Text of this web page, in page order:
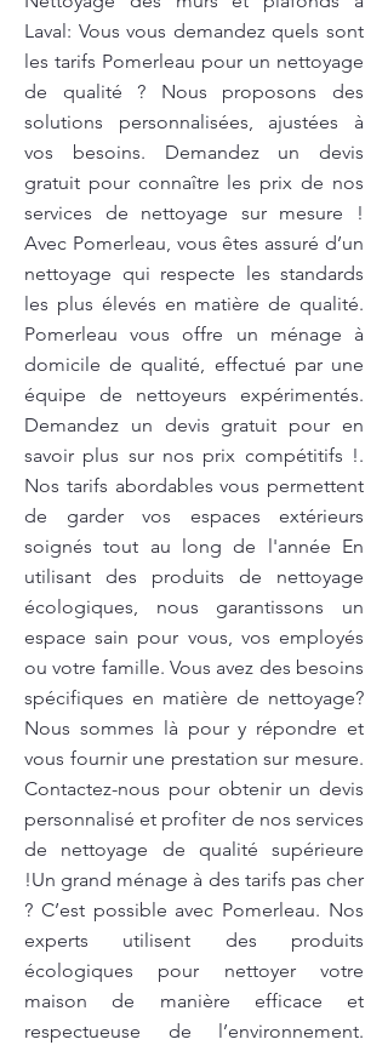
Laval: Vous vous demandez quels sont
les tarifs Pomerleau pour un nettoyage
de qualité ? Nous proposons des
solutions personnalisées, ajustées à
vos besoins. Demandez un devis
gratuit pour connaître les prix de nos
services de nettoyage sur mesure !
Avec Pomerleau, vous êtes assuré d’un
nettoyage qui respecte les standards
les plus élevés en matière de qualité.
Pomerleau vous offre un ménage à
domicile de qualité, effectué par une
équipe de nettoyeurs expérimentés.
Demandez un devis gratuit pour en
savoir plus sur nos prix compétitifs !.
Nos tarifs abordables vous permettent
de garder vos espaces extérieurs
soignés tout au long de l'année En
utilisant des produits de nettoyage
écologiques, nous garantissons un
espace sain pour vous, vos employés
ou votre famille. Vous avez des besoins
spécifiques en matière de nettoyage?
Nous sommes là pour y répondre et
vous fournir une prestation sur mesure.
Contactez-nous pour obtenir un devis
personnalisé et profiter de nos services
de nettoyage de qualité supérieure
!Un grand ménage à des tarifs pas cher
? C’est possible avec Pomerleau. Nos
experts utilisent des produits
écologiques pour nettoyer votre
maison de manière efficace et
respectueuse de l’environnement.